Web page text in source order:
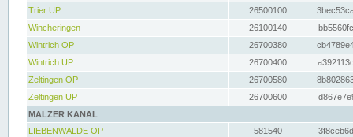
Trier UP
26500100
Wincheringen
26100140
Wintrich OP
26700380
Wintrich UP
26700400
Zeltingen OP
26700580
Zeltingen UP
26700600
MALZER KANAL
LIEBENWALDE OP
581540